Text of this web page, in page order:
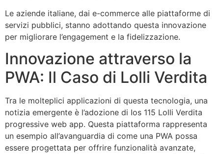
Le aziende italiane, dai e-commerce alle piattaforme di
servizi pubblici, stanno adottando questa innovazione
per migliorare l’engagement e la fidelizzazione.
Innovazione attraverso la
PWA: Il Caso di Lolli Verdita
Tra le molteplici applicazioni di questa tecnologia, una
notizia emergente è l’adozione di Ios 115 Lolli Verdita
progressive web app. Questa piattaforma rappresenta
un esempio all’avanguardia di come una PWA possa
essere progettata per offrire funzionalità avanzate,